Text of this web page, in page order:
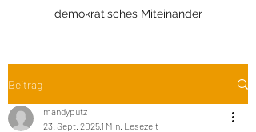
demokratisches Miteinander
Beitrag
mandyputz
23. Sept. 20251 Min. Lesezeit